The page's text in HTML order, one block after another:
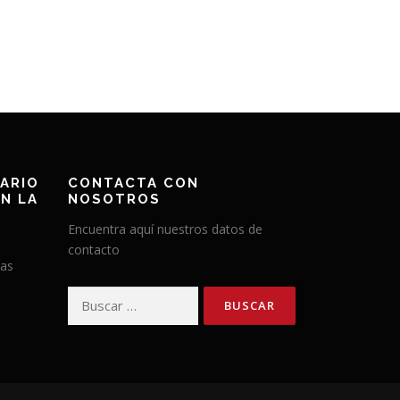
LA
CONTACTA CON
NOSOTROS
Encuentra aquí nuestros datos de
contacto